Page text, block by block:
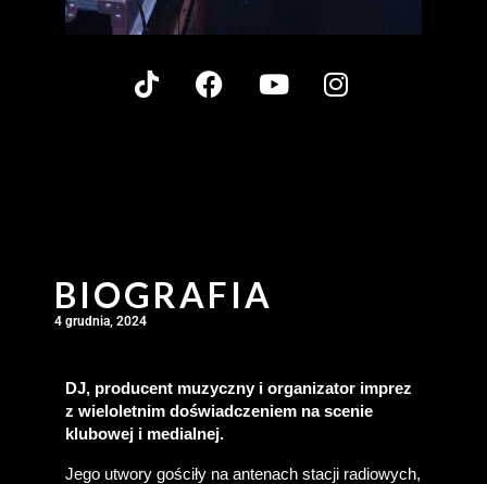
BIOGRAFIA
4 grudnia, 2024
DJ, producent muzyczny i organizator imprez
z wieloletnim doświadczeniem na scenie
klubowej i medialnej.
Jego utwory gościły na antenach stacji radiowych,